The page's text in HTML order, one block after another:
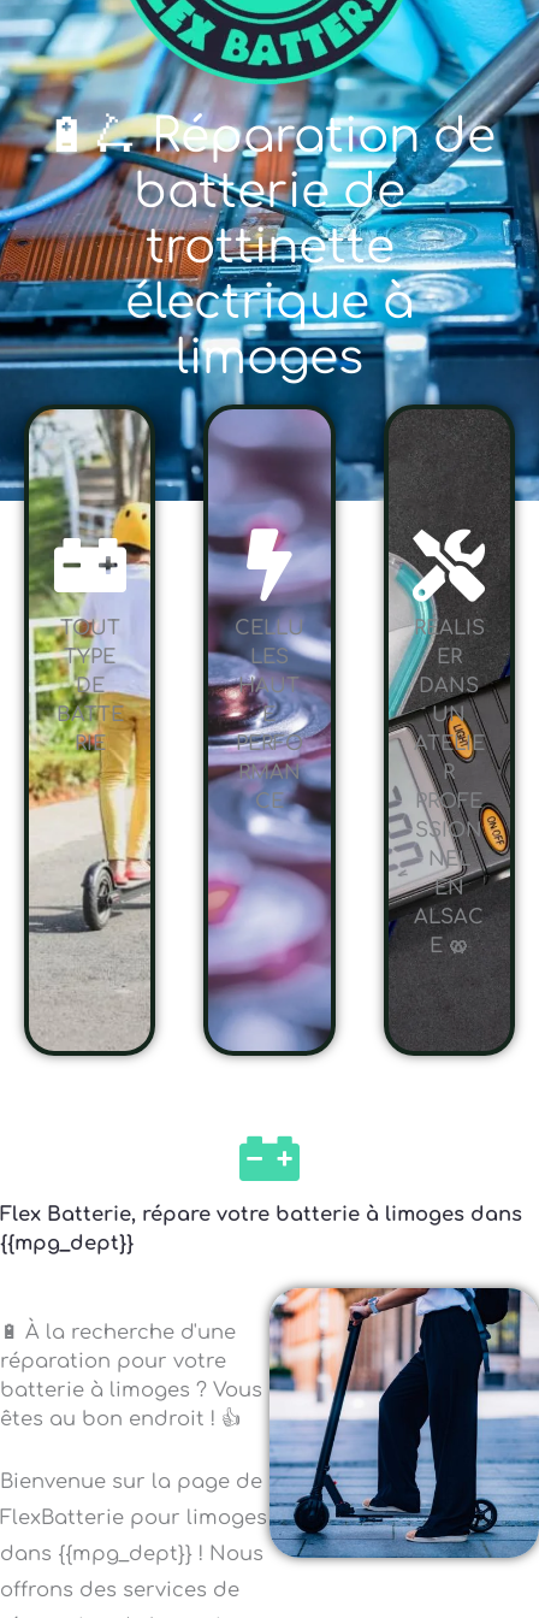
🔋🛴 Réparation de
batterie de
trottinette
électrique à
limoges
TOUT
TYPE
DE
BATTE
RIE
CELLU
LES
HAUT
E
PERFO
RMAN
CE
RÉALIS
ER
DANS
UN
ATELIE
R
PROFE
SSION
NEL
EN
ALSAC
E 🥨
Flex Batterie, répare votre batterie à limoges dans
{{mpg_dept}}
🔋 À la recherche d'une
réparation pour votre
batterie à limoges ? Vous
êtes au bon endroit ! 👍
Bienvenue sur la page de
FlexBatterie pour limoges
dans {{mpg_dept}} ! Nous
offrons des services de